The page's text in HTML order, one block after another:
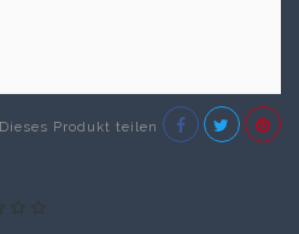
Dieses Produkt teilen